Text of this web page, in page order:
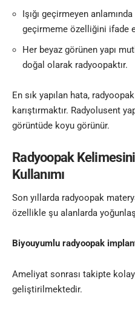
Işığı geçirmeyen anlamında
geçirmeme özelliğini ifade
Her beyaz görünen yapı
doğal olarak radyoopaktır.
En sık yapılan hata,
karıştırmaktır. Radyolusent
görüntüde koyu görünür.
Radyoopak
Kullanımı
Son yıllarda radyoopak
özellikle şu alanlarda
Biyouyumlu radyoopak
Ameliyat sonrası takipte
geliştirilmektedir.